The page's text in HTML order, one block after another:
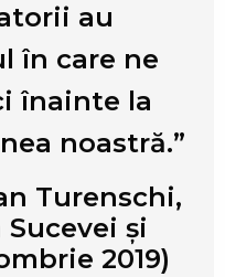
au
în care ne
înainte la
noastră.”
Turenschi,
şi
2019)